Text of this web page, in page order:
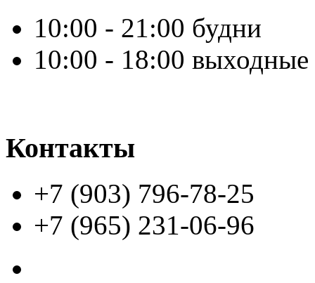
10:00 - 21:00 будни
10:00 - 18:00 выходные
Контакты
+7 (903) 796-78-25
+7 (965) 231-06-96